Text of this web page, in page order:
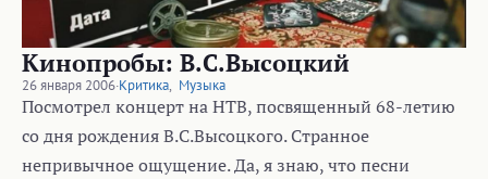
Кинопробы: В.С.Высоцкий
26 января 2006·Критика, Музыка
Посмотрел концерт на НТВ, посвященный 68-летию
со дня рождения В.С.Высоцкого. Странное
непривычное ощущение. Да, я знаю, что песни